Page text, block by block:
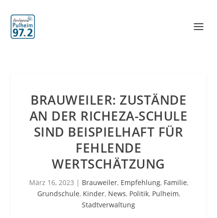
BRAUWEILER: ZUSTÄNDE
AN DER RICHEZA-SCHULE
SIND BEISPIELHAFT FÜR
FEHLENDE
WERTSCHÄTZUNG
März 16, 2023 | Brauweiler, Empfehlung, Familie,
Grundschule, Kinder, News, Politik, Pulheim,
Stadtverwaltung